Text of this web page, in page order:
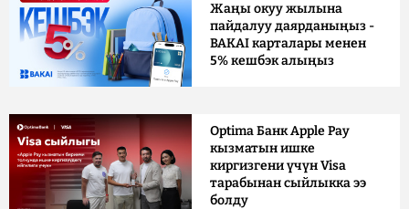
Жаңы окуу жылына
пайдалуу даярданыңыз -
BAKAI карталары менен
5% кешбэк алыңыз
Optima Банк Apple Pay
кызматын ишке
киргизгени үчүн Visa
тарабынан сыйлыкка ээ
болду